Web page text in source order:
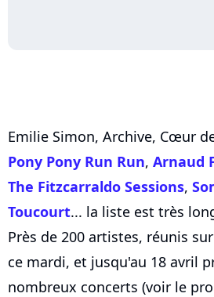
Emilie Simon, Archive, Cœur
Pony Pony Run Run, Arnaud
The Fitzcarraldo Sessions,
Toucourt... la liste est très
Près de 200 artistes, réunis
ce mardi, et jusqu'au 18 avril
nombreux concerts (voir le